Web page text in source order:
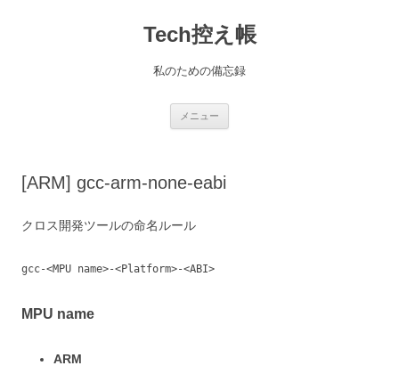
Tech控え帳
私のための備忘録
メニュー
[ARM] gcc-arm-none-eabi
クロス開発ツールの命名ルール
gcc-<MPU name>-<Platform>-<ABI>
MPU name
ARM